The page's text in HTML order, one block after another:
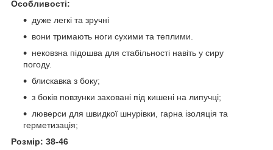
Особливості:
дуже легкі та зручні
вони тримають ноги сухими та теплими.
нековзна підошва для стабільності навіть у сиру
погоду.
блискавка з боку;
з боків повзунки заховані під кишені на липучці;
люверси для швидкої шнурівки, гарна ізоляція та
герметизація;
Розмір: 38-46